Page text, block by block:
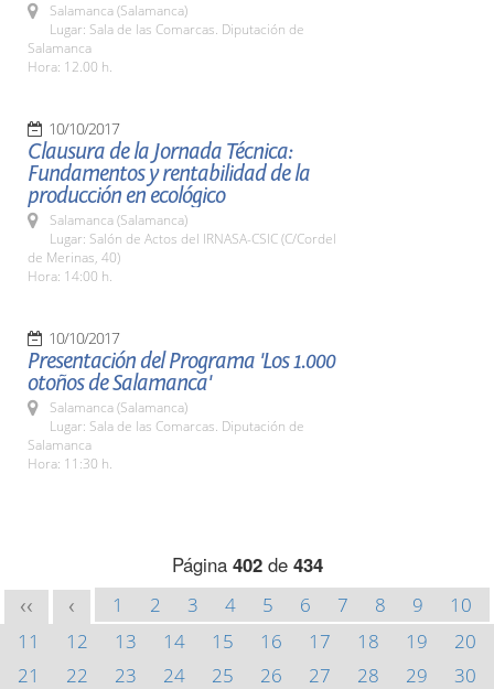
Salamanca (Salamanca)
Lugar: Sala de las Comarcas. Diputación de
Salamanca
Hora: 12.00 h.
10/10/2017
Clausura de la Jornada Técnica:
Fundamentos y rentabilidad de la
producción en ecológico
Salamanca (Salamanca)
Lugar: Salón de Actos del IRNASA-CSIC (C/Cordel
de Merinas, 40)
Hora: 14:00 h.
10/10/2017
Presentación del Programa 'Los 1.000
otoños de Salamanca'
Salamanca (Salamanca)
Lugar: Sala de las Comarcas. Diputación de
Salamanca
Hora: 11:30 h.
Página 402de 434
<< < 1 2 3 4 5 6 7 8 9
10
11
12 13 14 15 16 17 18 19
20
21
22 23 24 25 26 27 28 29
30